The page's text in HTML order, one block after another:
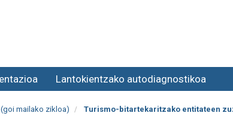
Lantokientzako autodiagnostikoa
mailako zikloa) Turismo-bitartekaritzako entitateen